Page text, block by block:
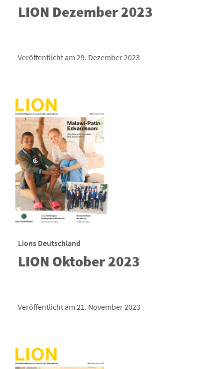
LION Dezember 2023
Veröffentlicht am 29. Dezember 2023
Lions Deutschland
LION Oktober 2023
Veröffentlicht am 21. November 2023